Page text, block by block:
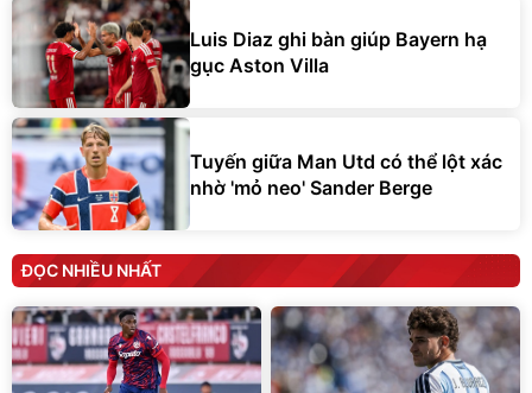
Luis Diaz ghi bàn giúp Bayern hạ
gục Aston Villa
Tuyến giữa Man Utd có thể lột xác
nhờ 'mỏ neo' Sander Berge
ĐỌC NHIỀU NHẤT